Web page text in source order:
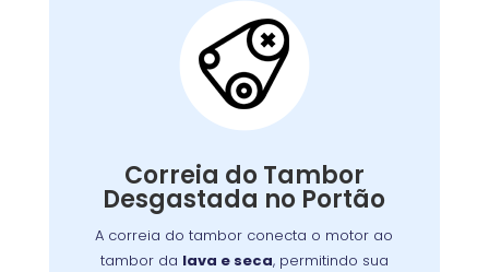
Correia do Tambor
Desgastada no Portão
A correia do tambor conecta o motor ao
tambor da lava e seca, permitindo sua
Correia do Tambor
Desgastada:
correia do tambor
conecta o motor ao
máquina de lavar
giro. Com o tempo, pode se desgastar, perder
que não gira, ruídos estranhos ou ciclos
incompletos.
Substituir a correia desgastada é
essencial para o funcionamento eficiente da
máquina
. Verifique periodicamente e consulte